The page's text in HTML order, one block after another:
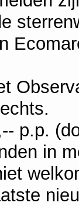
p.p.
in